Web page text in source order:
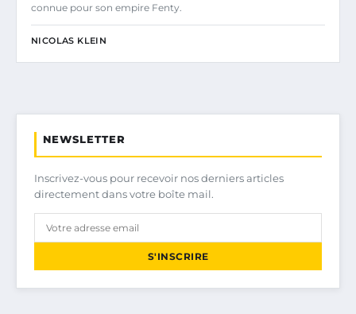
connue pour son empire Fenty.
NICOLAS KLEIN
NEWSLETTER
Inscrivez-vous pour recevoir nos derniers articles
directement dans votre boîte mail.
S'INSCRIRE